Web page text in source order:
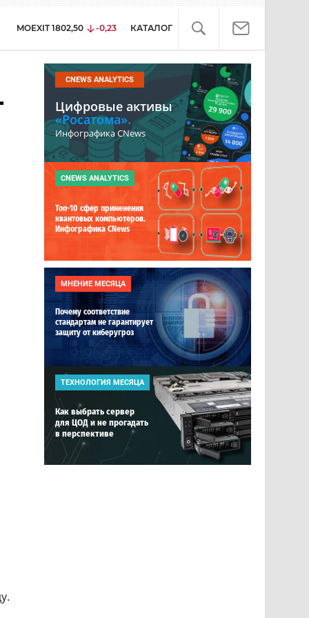
MOEXIT 1802,50 -0,23 КАТАЛОГ
CNEWS ANALYTICS
Цифровые активы
«Росатома».
Инфографика CNews
CNEWS ANALYTICS
Топ-10 сфер применения
квантовых компьютеров.
Инфографика CNews
МНЕНИЕ МЕСЯЦА
Почему соответствие
стандартам не гарантирует
защиту от киберугроз
ТЕХНОЛОГИЯ МЕСЯЦА
Как выбрать сервер
для ЦОД и не прогадать
в перспективе